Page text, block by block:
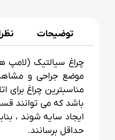
توضیحات
چراغ سیالتیک
موضع جراحی و
مناسبترین چراغ برای
باشد که می توانند
ایجاد سایه شوند ،
حداقل برسانند.